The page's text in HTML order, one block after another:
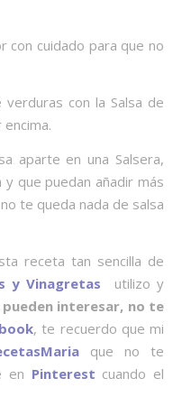
con cuidado para que no
con la Salsa de
aparte en una Salsera,
que puedan añadir más
te queda nada de salsa
receta tan sencilla de
y Vinagretas utilizo y
interesar, no te
, te recuerdo que mi
que no te
en Pinterest cuando el